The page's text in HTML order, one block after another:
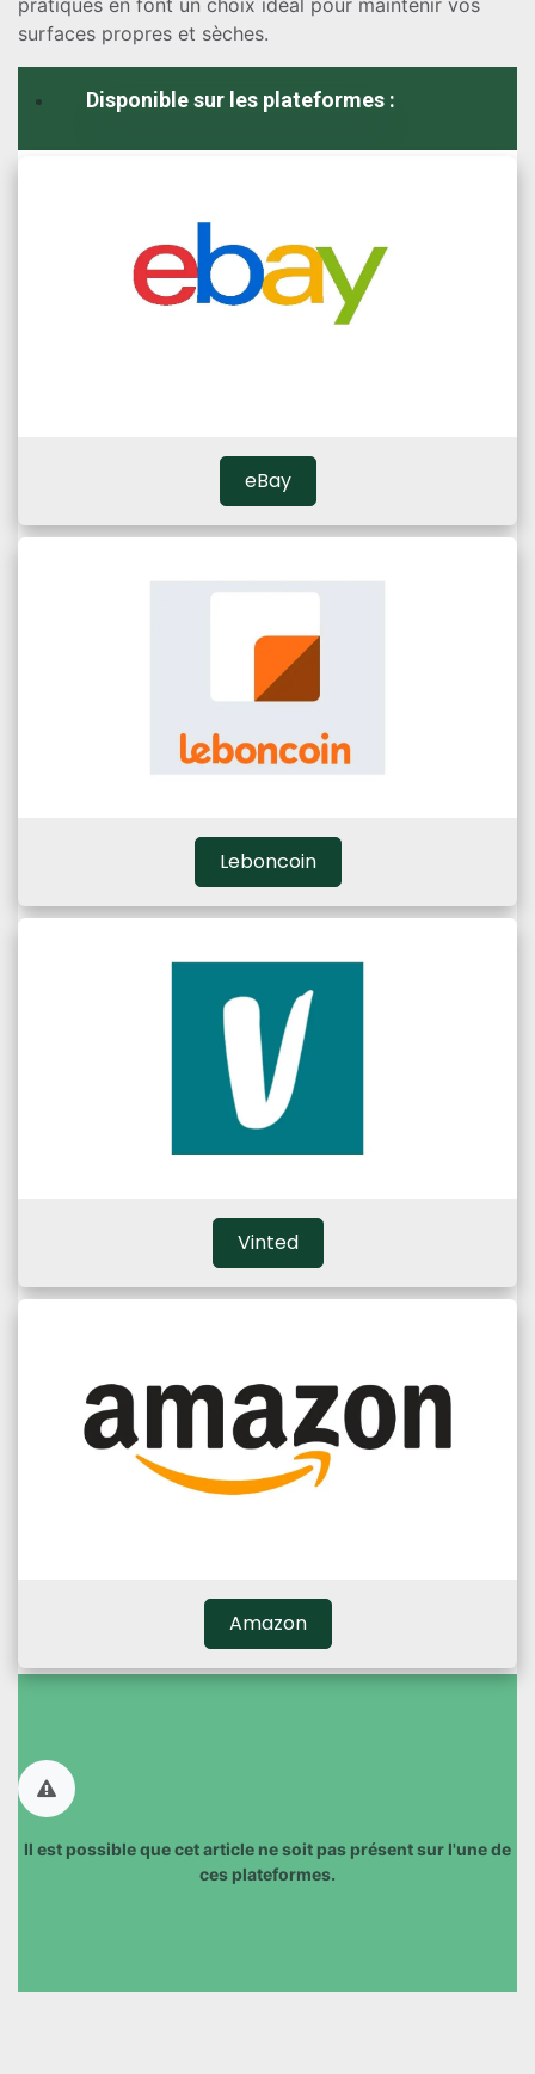
surfaces propres et sèches.
Disponible sur les plateformes :
eBay
Leboncoin
Vinted
Amazon
Il est possible que cet article ne soit pas présent sur l'une de
ces plateformes.​